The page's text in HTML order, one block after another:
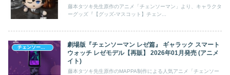
藤本タツキ先生原作のアニメ「チェンソーマン」より、キャラクタ
ーグッズ『【グッズ-マスコット】チェン...
チェンソーマン
劇場版『チェンソーマン レゼ篇』 ギャラック スマート
ウォッチ レゼモデル【再販】 2026年01月発売 (アニメ
イト)
藤本タツキ先生原作のMAPPA制作による人気アニメ「チェンソー